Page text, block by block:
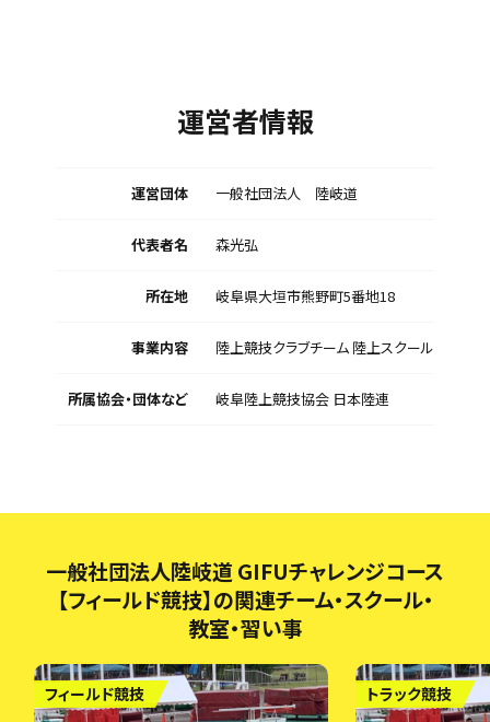
運営者情報
運営団体 一般社団法人 陸岐道
代表者名 森光弘
所在地 岐阜県大垣市熊野町5番地18
事業内容 陸上競技クラブチーム 陸上スクール
所属協会・団体など 岐阜陸上競技協会 日本陸連
一般社団法人陸岐道 GIFUチャレンジコース
【フィールド競技】の関連チーム・スクール・
教室・習い事
フィールド競技 トラック競技